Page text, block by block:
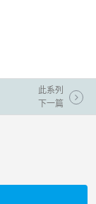
此系列
下一篇